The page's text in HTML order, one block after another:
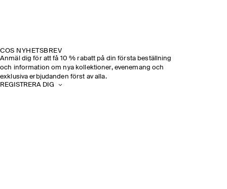
COS NYHETSBREV
Anmäl dig för att få 10 % rabatt på din första beställning
och information om nya kollektioner, evenemang och
exklusiva erbjudanden först av alla.
REGISTRERA DIG